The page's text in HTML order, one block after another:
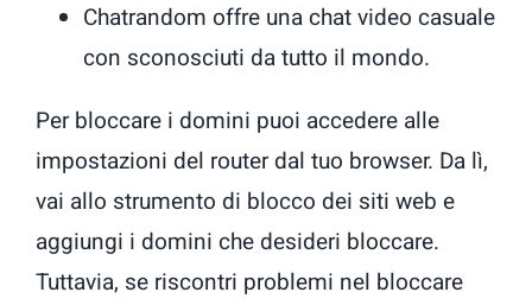
Chatrandom offre una chat video casuale
con sconosciuti da tutto il mondo.
Per bloccare i domini puoi accedere alle
impostazioni del router dal tuo browser. Da lì,
vai allo strumento di blocco dei siti web e
aggiungi i domini che desideri bloccare.
Tuttavia, se riscontri problemi nel bloccare